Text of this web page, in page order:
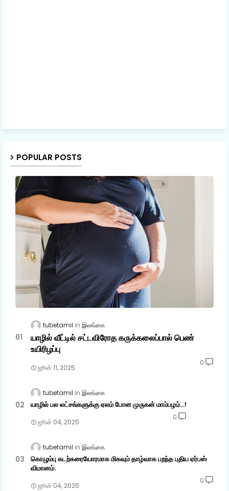
POPULAR POSTS
tubetamil இலங்கை
யாழில் வீட்டில் சட்டவிரோத கருக்கலைப்பால் பெண்
உயிரிழப்பு
ஜூன் 11, 2025
0
tubetamil இலங்கை
யாழில் பல லட்சங்களுக்கு ஏலம் போன முருகன் மாம்பழம்...!
ஜூன் 04, 2025
0
tubetamil இலங்கை
கொழும்பு கடற்கரையோரமாக மிகவும் தாழ்வாக பறந்த புதிய ஏர்பஸ்
விமானம்.
ஜூன் 04, 2025
0